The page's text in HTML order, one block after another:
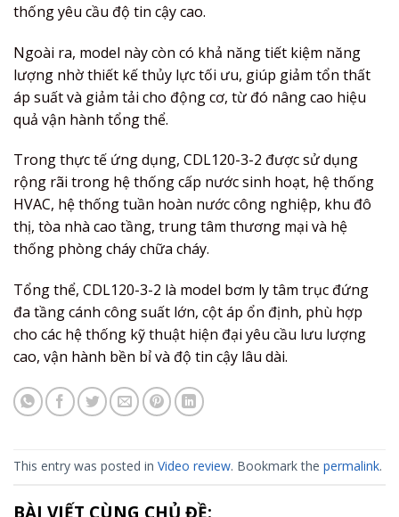
thống yêu cầu độ tin cậy cao.
Ngoài ra, model này còn có khả năng tiết kiệm năng
lượng nhờ thiết kế thủy lực tối ưu, giúp giảm tổn thất
áp suất và giảm tải cho động cơ, từ đó nâng cao hiệu
quả vận hành tổng thể.
Trong thực tế ứng dụng, CDL120-3-2 được sử dụng
rộng rãi trong hệ thống cấp nước sinh hoạt, hệ thống
HVAC, hệ thống tuần hoàn nước công nghiệp, khu đô
thị, tòa nhà cao tầng, trung tâm thương mại và hệ
thống phòng cháy chữa cháy.
Tổng thể, CDL120-3-2 là model bơm ly tâm trục đứng
đa tầng cánh công suất lớn, cột áp ổn định, phù hợp
cho các hệ thống kỹ thuật hiện đại yêu cầu lưu lượng
cao, vận hành bền bỉ và độ tin cậy lâu dài.
This entry was posted in Video review. Bookmark the permalink.
BÀI VIẾT CÙNG CHỦ ĐỀ: